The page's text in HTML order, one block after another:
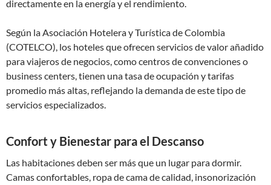
directamente en la energía y el rendimiento.
Según la Asociación Hotelera y Turística de Colombia
(COTELCO), los hoteles que ofrecen servicios de valor añadido
para viajeros de negocios, como centros de convenciones o
business centers, tienen una tasa de ocupación y tarifas
promedio más altas, reflejando la demanda de este tipo de
servicios especializados.
Confort y Bienestar para el Descanso
Las habitaciones deben ser más que un lugar para dormir.
Camas confortables, ropa de cama de calidad, insonorización